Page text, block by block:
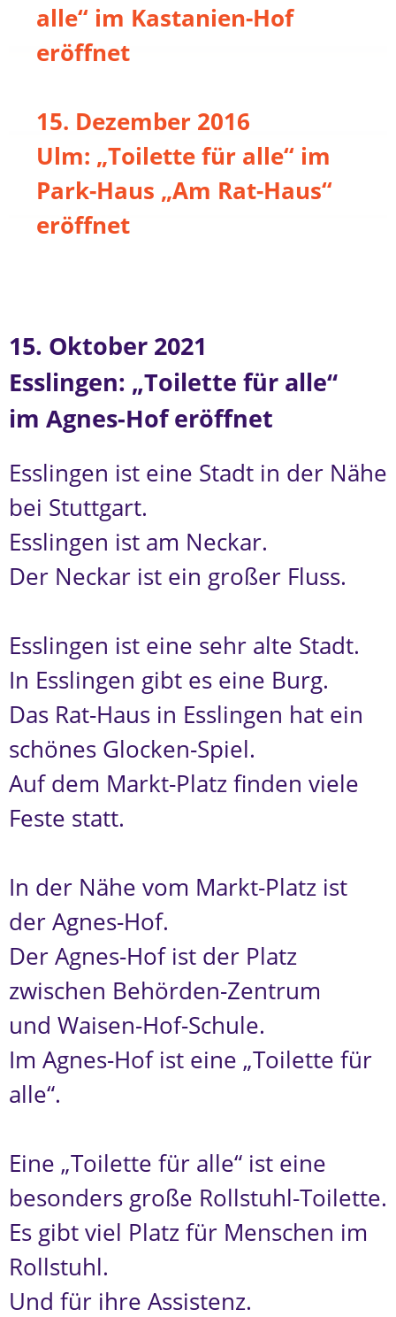
alle“ im Kastanien-Hof
eröffnet
15. Dezember 2016
Ulm: „Toilette für alle“ im
Park-Haus „Am Rat-Haus“
eröffnet
15. Oktober 2021
Esslingen: „Toilette für alle“
im Agnes-Hof eröffnet
Esslingen ist eine Stadt in der Nähe
bei Stuttgart.
Esslingen ist am Neckar.
Der Neckar ist ein großer Fluss.
Esslingen ist eine sehr alte Stadt.
In Esslingen gibt es eine Burg.
Das Rat-Haus in Esslingen hat ein
schönes Glocken-Spiel.
Auf dem Markt-Platz finden viele
Feste statt.
In der Nähe vom Markt-Platz ist
der Agnes-Hof.
Der Agnes-Hof ist der Platz
zwischen Behörden-Zentrum
und Waisen-Hof-Schule.
Im Agnes-Hof ist eine „Toilette für
alle“.
Eine „Toilette für alle“ ist eine
besonders große Rollstuhl-Toilette.
Es gibt viel Platz für Menschen im
Rollstuhl.
Und für ihre Assistenz.